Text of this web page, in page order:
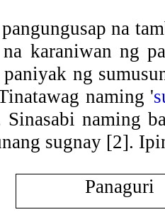
na
karaniwan ng
ng
naming '
naming
sugnay [2].
Panaguri